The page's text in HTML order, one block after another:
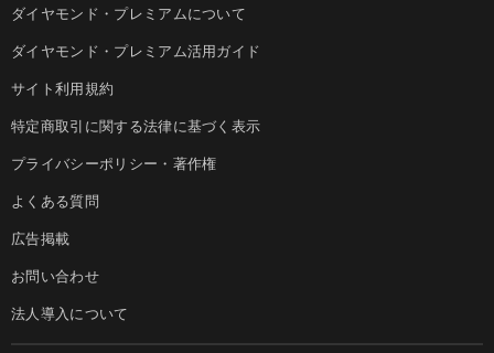
ダイヤモンド・プレミアムについて
ダイヤモンド・プレミアム活用ガイド
サイト利用規約
特定商取引に関する法律に基づく表示
プライバシーポリシー・著作権
よくある質問
広告掲載
お問い合わせ
法人導入について